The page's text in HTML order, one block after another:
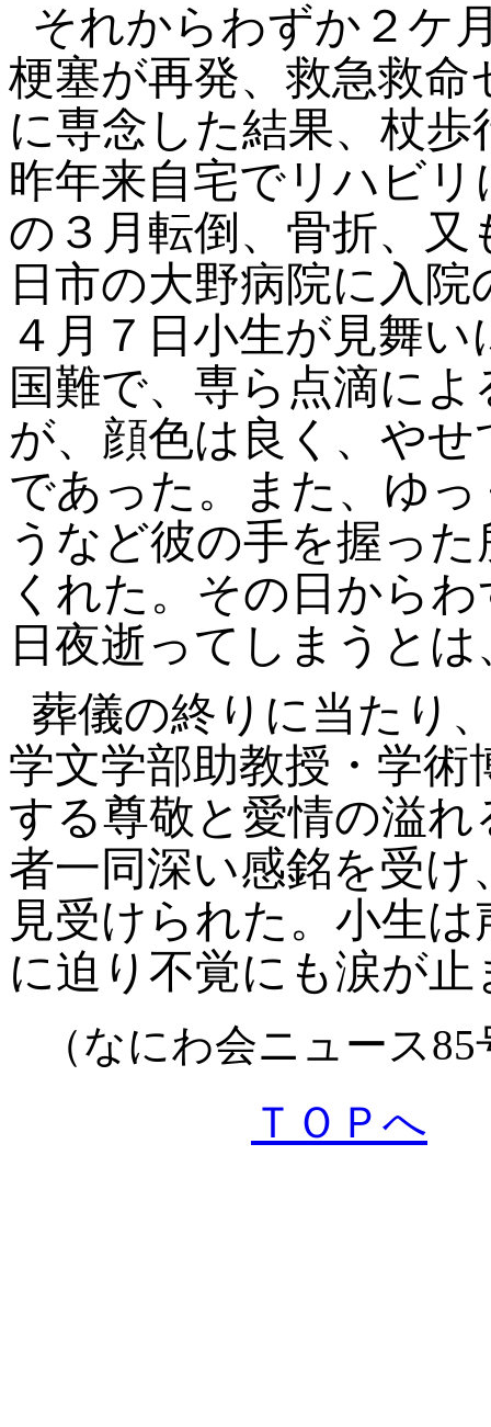
それからわずか２ケ
梗塞が再発、救急救
に専念した結果、杖
昨年来自宅でリハビ
の３月転倒、骨折、
日市の大野病院に 入院
４月７日小生が見舞い
国難で、専ら点滴に
が、顔色は良く、や
であった。また、ゆ
うなど彼の手を握っ
くれた。その日から
日夜逝ってしまうと
葬儀の終りに当たり
学文学部助教授・学
する尊敬と愛情の溢
者一同深い感銘を受
見受けられた。小生
に迫り不覚にも涙が
（なにわ会ニュース
ＴＯＰへ